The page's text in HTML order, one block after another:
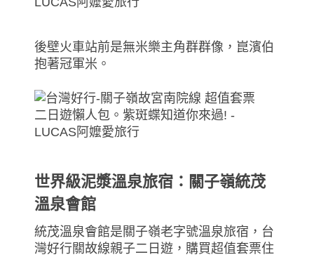
後壁火車站前是無米樂主角群群像，崑濱伯
抱著冠軍米。
世界級泥漿溫泉旅宿：關子嶺統茂
溫泉會館
統茂溫泉會館是關子嶺老字號溫泉旅宿，台
灣好行關故線親子二日遊，購買超值套票住